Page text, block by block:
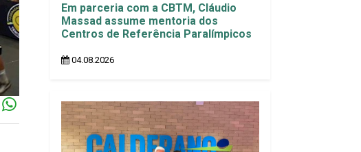
Em parceria com a CBTM, Cláudio
Massad assume mentoria dos
Centros de Referência Paralímpicos
04.08.2026